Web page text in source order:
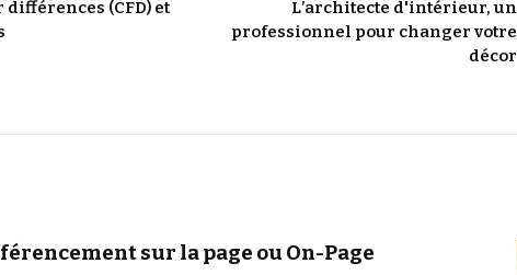
différences (CFD) et
L’architecte d'intérieur, un
professionnel pour changer votre
décor
sur la page ou On-Page